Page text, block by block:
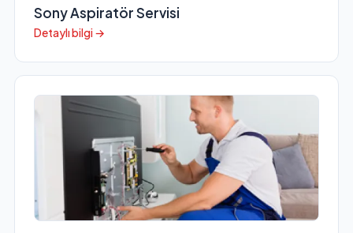
Sony Aspiratör Servisi
Detaylı bilgi →